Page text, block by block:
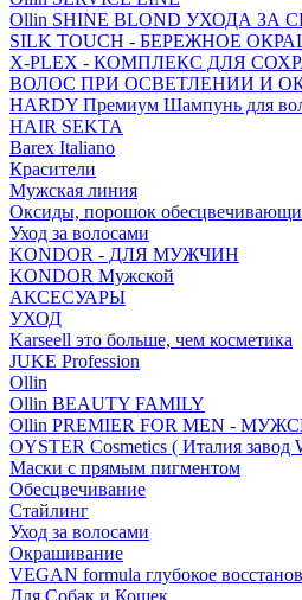
Ollin SHINE BLOND УХОДА
SILK TOUCH - БЕРЕЖНОЕ
X-PLEX - КОМПЛЕКС ДЛЯ
ВОЛОС ПРИ ОСВЕТЛЕНИИ И
HARDY Премиум Шампунь для
HAIR SEKTA
Barex Italiano
Красители
Мужская линия
Оксиды, порошок
Уход за волосами
KONDOR - ДЛЯ МУЖЧИН
KONDOR Мужской
АКСЕСУАРЫ
УХОД
Karseell это больше, чем косметика
JUKE Profession
Ollin
Ollin BEAUTY FAMILY
Ollin PREMIER FOR MEN -
OYSTER Cosmetics ( Италия
Маски с прямым пигментом
Обесцвечивание
Стайлинг
Уход за волосами
Окрашивание
VEGAN formula глубокое
Для Собак и Кошек